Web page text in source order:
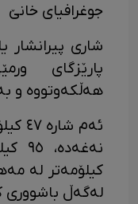
جوغرافیای خانێ
شاری پیرانشار
پارێزگای
هەڵکەوتووە و
کیلۆمەتر لە
لەگەڵ باشووری